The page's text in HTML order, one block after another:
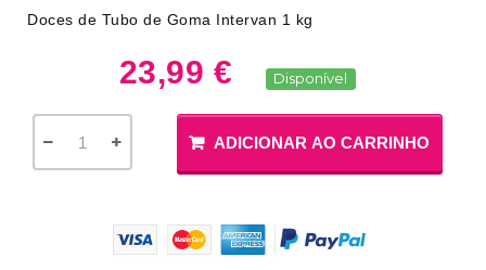
Doces de Tubo de Goma Intervan 1 kg
23,99 € Disponível
ADICIONAR AO CARRINHO